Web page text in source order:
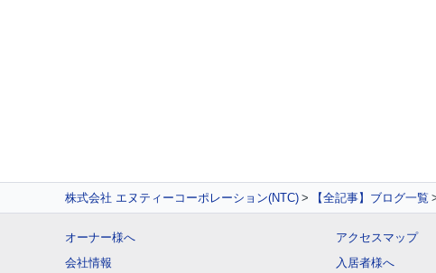
株式会社 エヌティーコーポレーション(NTC) 【全記事】ブログ一覧
オーナー様へ
会社情報
アクセスマップ
入居者様へ